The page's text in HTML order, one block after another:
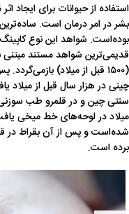
استفاده از حیوانات برای
بشر در امر درمان است.
بوده‌است. شواهد این نوع
قدیمی‌ترین شواهد مستند مبتنی
(۱۵۰۰ قبل از میلاد)
چینی در هزار سال قبل از
سنتی چین و در قلمرو طب سوزنی
میلاد در لوحه‌های خط میخی یافت
شده‌است و پس از آن بقراط در
برده است.